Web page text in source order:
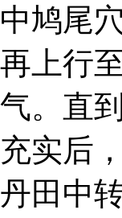
中鸠尾
再上行
气。直
充实后
丹田中